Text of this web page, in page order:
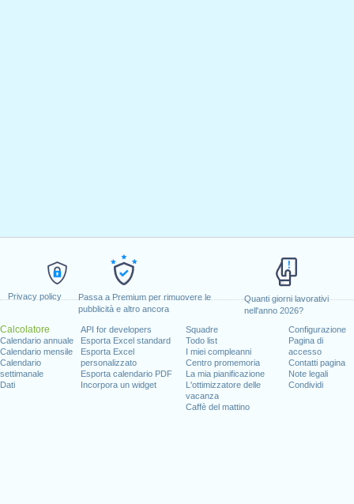
Privacy policy
Passa a Premium per rimuovere le
pubblicità e altro ancora
Quanti giorni lavorativi
nell'anno 2026?
Calcolatore
Calendario annuale
Calendario mensile
Calendario
settimanale
Dati
API for developers
Esporta Excel standard
Esporta Excel
personalizzato
Esporta calendario PDF
Incorpora un widget
Squadre
Todo list
I miei compleanni
Centro promemoria
La mia pianificazione
L'ottimizzatore delle
vacanza
Caffè del mattino
Configurazione
Pagina di
accesso
Contatti pagina
Note legali
Condividi